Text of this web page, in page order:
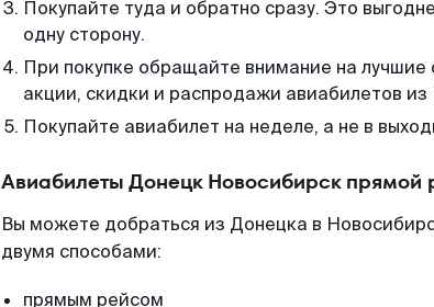
Покупайте туда и обратно сразу. Это
одну сторону.
При покупке обращайте внимание на
акции, скидки и распродажи авиабилетов
Покупайте авиабилет на неделе, а не в
Авиабилеты Донецк Новосибирск прямой
Вы можете добраться из Донецка в
двумя способами:
прямым рейсом